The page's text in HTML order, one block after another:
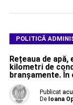
POLITICĂ
Rețeaua de
kilometri de
branșamente.
Publicat
De Ioana